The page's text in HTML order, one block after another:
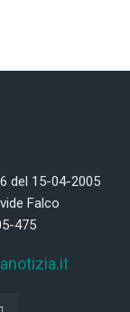
del 15-04-2005
Falco
475